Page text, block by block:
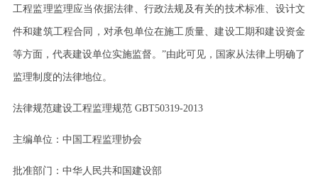
工程监理监理应当依据法律、行政法规及有关的技术标准、设计文
件和建筑工程合同，对承包单位在施工质量、建设工期和建设资金
等方面，代表建设单位实施监督。”由此可见，国家从法律上明确了
监理制度的法律地位。
法律规范建设工程监理规范 GBT50319-2013
主编单位：中国工程监理协会
批准部门：中华人民共和国建设部